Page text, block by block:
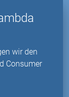
wir den
Consumer